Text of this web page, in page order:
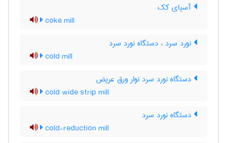
آسیای کک
coke mill
نورد سرد ، دستگاه نورد سرد
cold mill
دستگاه نورد سرد نوار ورق عریض
cold wide strip mill
دستگاه نورد سرد
cold-reduction mill